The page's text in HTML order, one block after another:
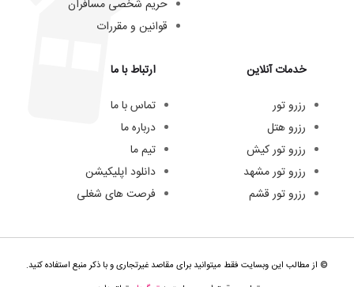
خدمات آنلاین
رزرو تور
رزرو هتل
رزرو تور کیش
رزرو تور مشهد
رزرو تور قشم
حریم شخصی مسافران
قوانین و مقررات
ارتباط با ما
تماس با ما
درباره ما
تیم ما
دانلود اپلیکیشن
فرصت های شغلی
© از مطالب این وبسایت فقط میتوانید برای مقاصد غیرتجاری و با ذکر منبع استفاده کنید.